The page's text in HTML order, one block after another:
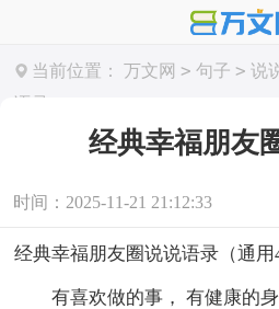
当前位置： 万文网 > 句子 > 说
语录
经典幸福朋友
时间：2025-11-21 21:12:33
经典幸福朋友圈说说语录（通用
有喜欢做的事， 有健康的身